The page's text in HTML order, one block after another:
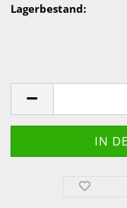
Lagerbestand: